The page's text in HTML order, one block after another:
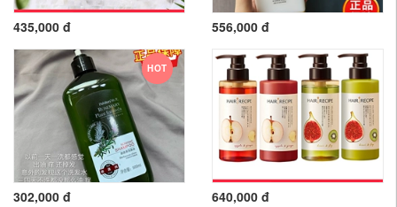
435,000 đ 556,000 đ
HOT
302,000 đ 640,000 đ